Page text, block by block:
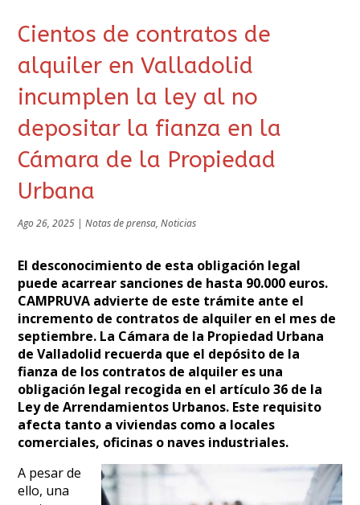
Cientos de contratos de
alquiler en Valladolid
incumplen la ley al no
depositar la fianza en la
Cámara de la Propiedad
Urbana
Ago 26, 2025 |Notas de prensa,Noticias
El desconocimiento de esta obligación legal
puede acarrear sanciones de hasta 90.000 euros.
CAMPRUVA advierte de este trámite ante el
incremento de contratos de alquiler en el mes de
septiembre. La Cámara de la Propiedad Urbana
de Valladolid recuerda que el depósito de la
fianza de los contratos de alquiler es una
obligación legal recogida en el artículo 36 de la
Ley de Arrendamientos Urbanos. Este requisito
afecta tanto a viviendas como a locales
comerciales, oficinas o naves industriales.
A pesar de
ello, una